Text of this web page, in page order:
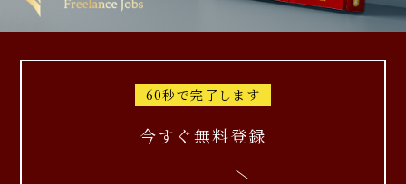
60秒で完了します
今すぐ無料登録